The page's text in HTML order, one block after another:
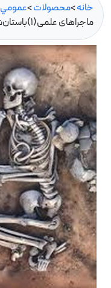
خانه>محصولات>عمومي
ماجراهای علمی(1)باستان‌شناسی(ققنوس)